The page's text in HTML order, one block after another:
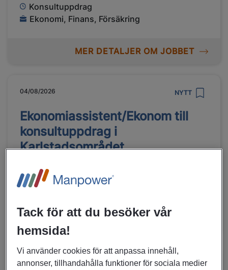
Konsultuppdrag
Ekonomi, Finans, Försäkring
MER DETALJER OM JOBBET
04/08/2026 NYTT
Ekonomiassistent/Ekonom till
konsultuppdrag i
Karlstadsområdet
Konsultuppdrag
Ekonomi, Finans, Försäkring
04/08/2026 NYTT
Tack för att du besöker vår
hemsida!
Vi använder cookies för att anpassa innehåll,
annonser, tillhandahålla funktioner för sociala medier